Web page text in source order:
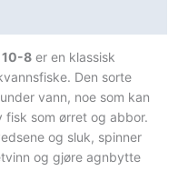
10-8 er en klassisk
Den sorte
vann, noe som kan
som ørret og abbor.
og sluk, spinner
og gjøre agnbytte